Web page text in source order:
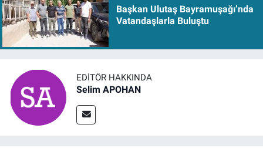
Başkan Ulutaş Bayramuşağı’nda
Vatandaşlarla Buluştu
EDITÖR HAKKINDA
Selim APOHAN